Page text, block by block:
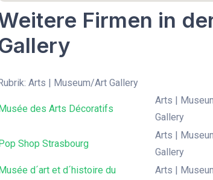
Firmen in
Arts | Museum/Art Gallery
des Arts Décoratifs
Arts |
Gallery
Shop Strasbourg
Arts |
Gallery
d´art et d´histoire du
Arts |